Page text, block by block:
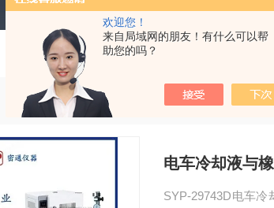
欢迎您！
来自局域网的朋友！有什么可以帮
助您的吗？
电车冷却液与
SYP-29743D电车冷